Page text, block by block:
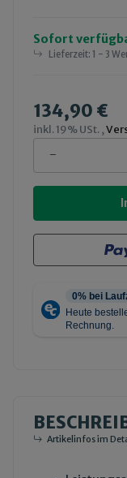
Sofort
Lieferzeit: 1 - 3
134,90 €
inkl. 19% USt. ,
Artikelinfos im